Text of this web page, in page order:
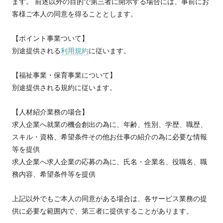
客様ご本人の同意を得ることとします。
【ポイント事業ついて】
別途提供される利用規約に従います。
【福祉事業・保育事業について】
別途提供される規約に従います。
【人材紹介業務の場合】
求人企業へ就業の機会創出の為に、年齢、性別、学歴、職歴、
スキル・資格、希望条件その他お仕事の紹介の為に必要な情報
等を提供
求人企業へ求人企業の応募の為に、氏名・企業名、役職名、職
務内容、希望条件等を提供
上記以外でもご本人の同意がある場合は、各サービス業務の提
供に必要な範囲内で、第三者に提供することがあります。